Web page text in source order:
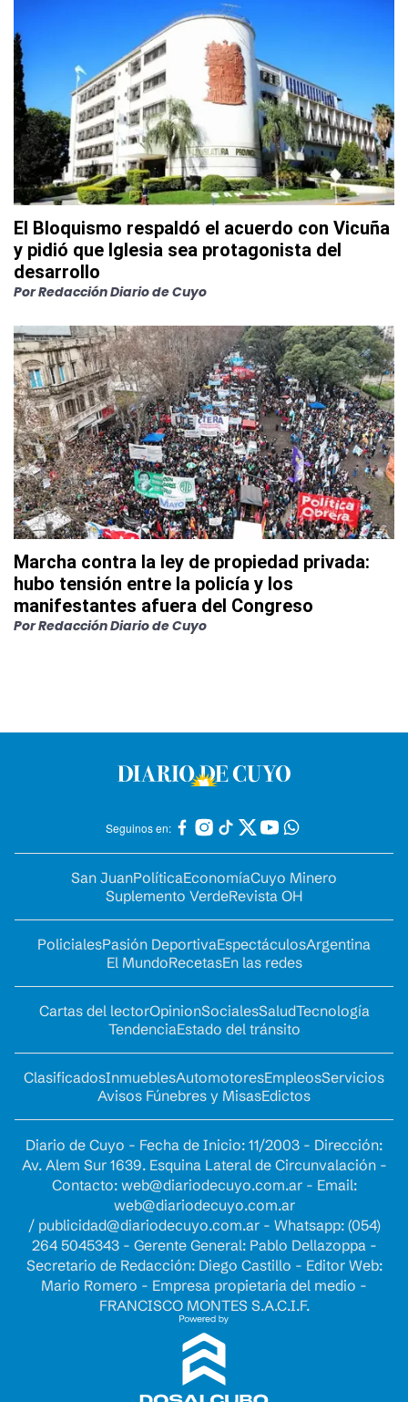
El Bloquismo respaldó el acuerdo con Vicuña
y pidió que Iglesia sea protagonista del
desarrollo
PorRedacción Diario de Cuyo
Marcha contra la ley de propiedad privada:
hubo tensión entre la policía y los
manifestantes afuera del Congreso
PorRedacción Diario de Cuyo
Seguinos en:
San JuanPolíticaEconomíaCuyo Minero
Suplemento VerdeRevista OH
PolicialesPasión DeportivaEspectáculosArgentina
El MundoRecetasEn las redes
Cartas del lectorOpinionSocialesSaludTecnología
TendenciaEstado del tránsito
ClasificadosInmueblesAutomotoresEmpleosServicios
Avisos Fúnebres y MisasEdictos
Diario de Cuyo - Fecha de Inicio: 11/2003 - Dirección:
Av. Alem Sur 1639. Esquina Lateral de Circunvalación -
Contacto: web@diariodecuyo.com.ar- Email:
web@diariodecuyo.com.ar
/ publicidad@diariodecuyo.com.ar- Whatsapp: (054)
264 5045343 - Gerente General: Pablo Dellazoppa -
Secretario de Redacción: Diego Castillo - Editor Web:
Mario Romero - Empresa propietaria del medio -
FRANCISCO MONTES S.A.C.I.F.